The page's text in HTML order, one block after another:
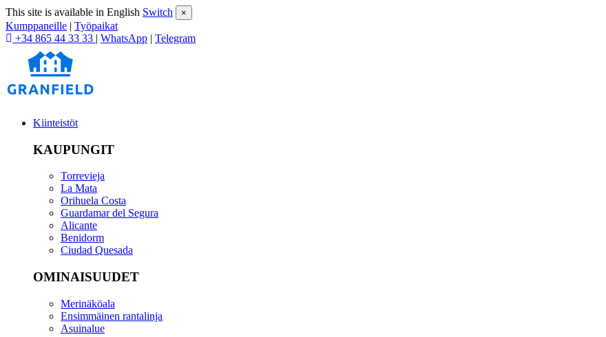
This site is available in English Switch ×
Kumppaneille | Työpaikat
+34 865 44 33 33 | WhatsApp | Telegram
Kiinteistöt
KAUPUNGIT
Torrevieja
La Mata
Orihuela Costa
Guardamar del Segura
Alicante
Benidorm
Ciudad Quesada
OMINAISUUDET
Merinäköala
Ensimmäinen rantalinja
Asuinalue